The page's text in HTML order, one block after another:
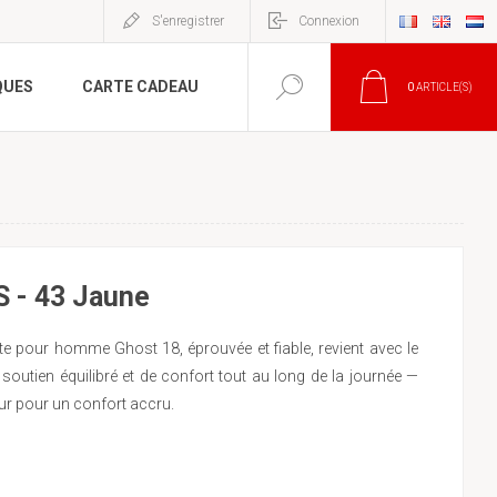
S'enregistrer Connexion
CARTE CADEAU 0ARTICLE(S)
- 43 Jaune
pour homme Ghost 18, éprouvée et fiable, revient avec le
équilibré et de confort tout au long de la journée —
pour un confort accru.